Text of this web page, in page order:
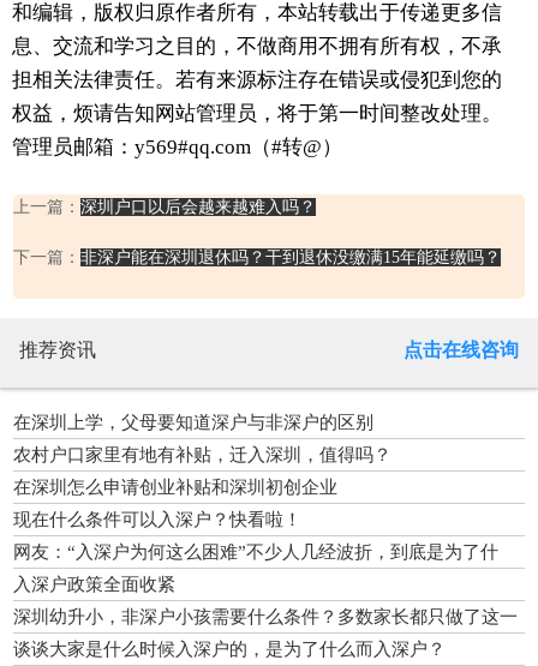
和编辑，版权归原作者所有，本站转载出于传递更多信
息、交流和学习之目的，不做商用不拥有所有权，不承
担相关法律责任。若有来源标注存在错误或侵犯到您的
权益，烦请告知网站管理员，将于第一时间整改处理。
管理员邮箱：y569#qq.com（#转@）
上一篇： 深圳户口以后会越来越难入吗？
下一篇： 非深户能在深圳退休吗？干到退休没缴满15年能延缴吗？
推荐资讯 点击在线咨询
在深圳上学，父母要知道深户与非深户的区别
农村户口家里有地有补贴，迁入深圳，值得吗？
在深圳怎么申请创业补贴和深圳初创企业
现在什么条件可以入深户？快看啦！
网友：“入深户为何这么困难”不少人几经波折，到底是为了什
么？
入深户政策全面收紧
深圳幼升小，非深户小孩需要什么条件？多数家长都只做了这一
件事
谈谈大家是什么时候入深户的，是为了什么而入深户？